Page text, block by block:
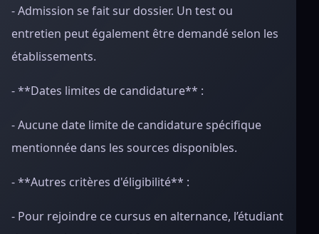
- Admission se fait sur dossier. Un test ou
entretien peut également être demandé selon les
établissements.
- **Dates limites de candidature** :
- Aucune date limite de candidature spécifique
mentionnée dans les sources disponibles.
- **Autres critères d'éligibilité** :
- Pour rejoindre ce cursus en alternance, l’étudiant